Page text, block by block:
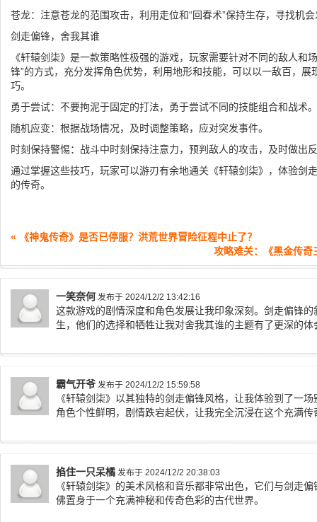
苍龙：注意苍龙的范围攻击，利用走位和“回春术”保持生存，寻找机
剑走偏锋，舍我其谁
《轩辕剑柒》是一款策略性极强的游戏，玩家需要针对不同的敌人和
锋”的方式，充分发挥角色优势，利用地形和技能，可以以一敌百，展
巧。
勇于尝试：不要拘泥于固定的打法，勇于尝试不同的技能组合和战术。
随机应变：根据战场情况，及时调整策略，应对突发事件。
时刻保持警惕：战斗中时刻保持注意力，预判敌人的攻击，及时做出
通过掌握这些技巧，玩家可以游刃有余地通关《轩辕剑柒》，体验剑
的传奇。
« 《神鬼传奇》是否已停服？洪荒世界冒险征程中止了？
攻略难关：《黑金传奇
一笑奈何 发布于 2024/12/2 13:42:16
这款游戏的剧情深度和角色发展让我印象深刻。剑走偏锋
生，他们的选择和牺牲让我对舍我其谁的主题有了更深的体
霸气开爷 发布于 2024/12/2 15:59:58
《轩辕剑柒》以其独特的剑走偏锋风格，让我体验到了一
角色个性鲜明，剧情跌宕起伏，让我完全沉浸在这个充满
掐住一只呆橘 发布于 2024/12/2 20:38:03
《轩辕剑柒》的美术风格和音乐都非常出色，它们与剑走
佛置身于一个充满神秘和传奇色彩的古代世界。